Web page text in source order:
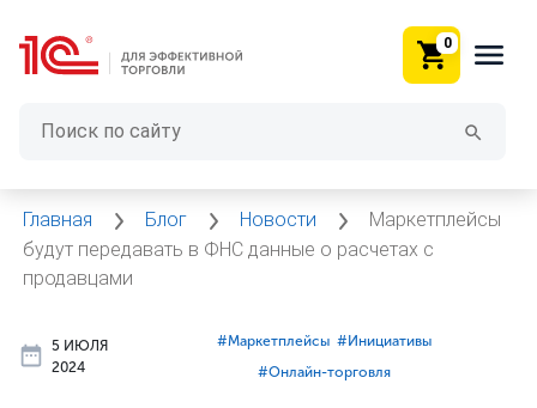
0
Главная Блог Новости
Маркетплейсы
будут передавать в ФНС данные о расчетах с
продавцами
5 ИЮЛЯ
2024
#⁣Маркетплейсы #⁣Инициативы
#⁣Онлайн-торговля